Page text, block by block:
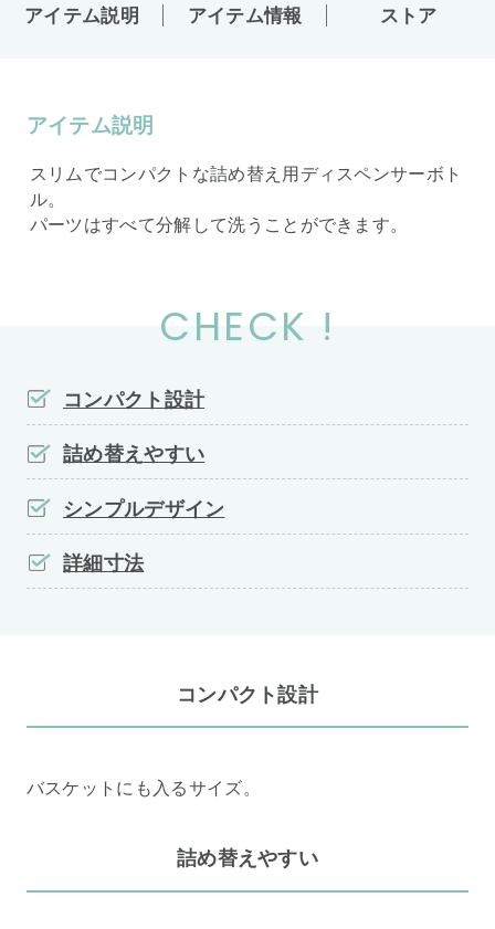
アイテム説明 アイテム情報 ストア
アイテム説明
スリムでコンパクトな詰め替え用ディスペンサーボト
ル。
パーツはすべて分解して洗うことができます。
CHECK !
コンパクト設計
詰め替えやすい
シンプルデザイン
詳細寸法
コンパクト設計
バスケットにも入るサイズ。
詰め替えやすい